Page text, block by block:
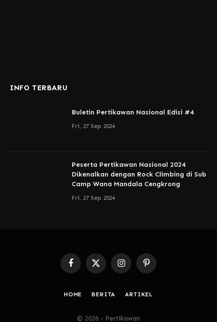
INFO TERBARU
Buletin Pertikawan Nasional Edisi #4
Fri, 27 Sep 2024
Peserta Pertikawan Nasional 2024
Dikenalkan dengan Rock Climbing di Sub
Camp Wana Mandala Cengkrong
Fri, 27 Sep 2024
Facebook
X
InstagramPinterest
HOME BERITA ARTIKEL
© 2026 - Pertikawan